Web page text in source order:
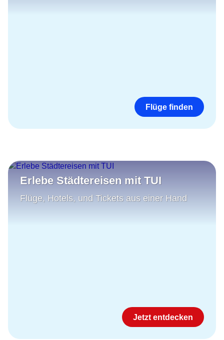
Flüge finden
Erlebe Städtereisen mit TUI
Flüge, Hotels, und Tickets aus einer Hand
Jetzt entdecken